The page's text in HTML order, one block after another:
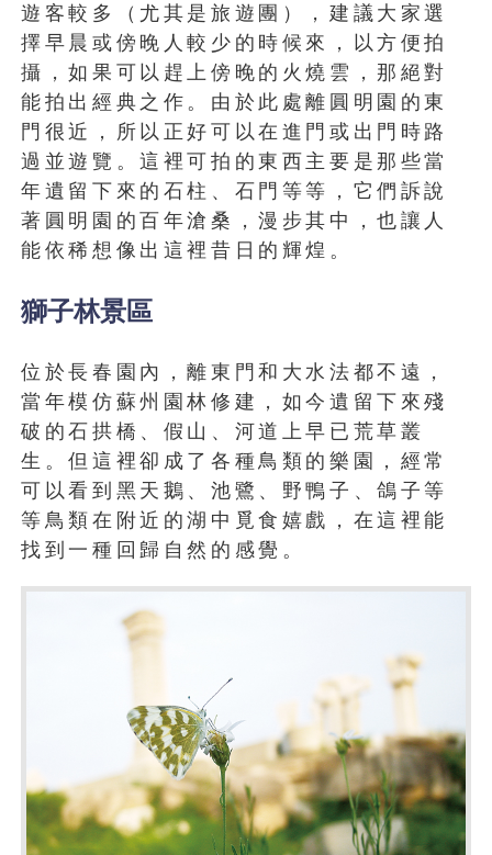
遊客較多（尤其是旅遊團），建議大家選
擇早晨或傍晚人較少的時候來，以方便拍
攝，如果可以趕上傍晚的火燒雲，那絕對
能拍出經典之作。由於此處離圓明園的東
門很近，所以正好可以在進門或出門時路
過並遊覽。這裡可拍的東西主要是那些當
年遺留下來的石柱、石門等等，它們訴說
著圓明園的百年滄桑，漫步其中，也讓人
能依稀想像出這裡昔日的輝煌。
獅子林景區
位於長春園內，離東門和大水法都不遠，
當年模仿蘇州園林修建，如今遺留下來殘
破的石拱橋、假山、河道上早已荒草叢
生。但這裡卻成了各種鳥類的樂園，經常
可以看到黑天鵝、池鷺、野鴨子、鴿子等
等鳥類在附近的湖中覓食嬉戲，在這裡能
找到一種回歸自然的感覺。